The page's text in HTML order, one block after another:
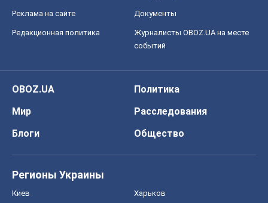
Реклама на сайте Документы
Редакционная политика
Журналисты OBOZ.UA на месте
событий
OBOZ.UA
Политика
Мир
Расследования
Блоги
Общество
Регионы Украины
Киев Харьков